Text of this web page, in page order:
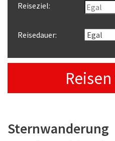
Reiseziel:
Reisedauer:
Sternwanderung